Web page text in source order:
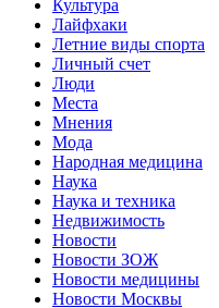
Культура
Лайфхаки
Летние виды спорта
Личный счет
Люди
Места
Мнения
Мода
Народная медицина
Наука
Наука и техника
Недвижимость
Новости
Новости ЗОЖ
Новости медицины
Новости Москвы